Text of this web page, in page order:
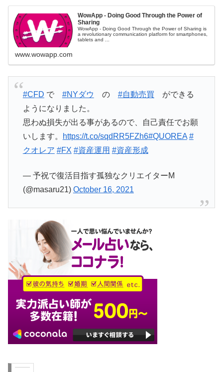
WowApp - Doing Good Through the Power of
Sharing
WowApp - Doing Good Through the Power of Sharing is
a revolutionary communication platform for smartphones,
tablets and ...
www.wowapp.com
#CFD で #NYダウ の #自動売買 ができる
ようになりました。
思わぬ損失が出る事があるので、自己責任でお願
いします。
https://t.co/sqdRR5FZh6#QUOREA #
クオレア #FX #資産運用 #資産形成
— 予祝で復活目指す孤独なクリエイターM
(@masaru21) October 16, 2021